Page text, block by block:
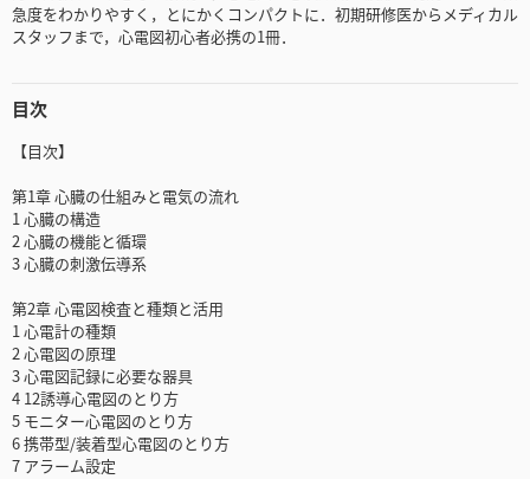
急度をわかりやすく，とにかくコンパクトに．初期研修医からメディカル
スタッフまで，心電図初心者必携の1冊．
目次
【目次】
第1章 心臓の仕組みと電気の流れ
1 心臓の構造
2 心臓の機能と循環
3 心臓の刺激伝導系
第2章 心電図検査と種類と活用
1 心電計の種類
2 心電図の原理
3 心電図記録に必要な器具
4 12誘導心電図のとり方
5 モニター心電図のとり方
6 携帯型/装着型心電図のとり方
7 アラーム設定